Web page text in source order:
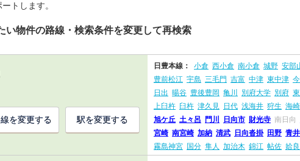
トします。
い物件の路線・検索条件を変更して再検索
日豊本線： 小倉 西小倉 南小倉 城野 安部
豊前松江 宇島 三毛門 吉富 中津 東中津
日出 暘谷 豊後豊岡 亀川 別府大学 別府
上臼杵 臼杵 津久見 日代 浅海井 狩生 海崎
旭ケ丘 土々呂 門川 日向市 財光寺 南日向
宮崎 南宮崎 加納 清武 日向沓掛 田野 青
霧島神宮 国分 隼人 加治木 錦江 帖佐 姶良
を変更する 駅を変更する